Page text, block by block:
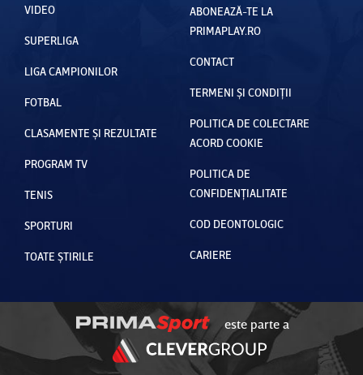
VIDEO
SUPERLIGA
LIGA CAMPIONILOR
FOTBAL
CLASAMENTE ȘI REZULTATE
PROGRAM TV
TENIS
SPORTURI
TOATE ȘTIRILE
ABONEAZĂ-TE LA
PRIMAPLAY.RO
CONTACT
TERMENI ȘI CONDIȚII
POLITICA DE COLECTARE
ACORD COOKIE
POLITICA DE
CONFIDENȚIALITATE
COD DEONTOLOGIC
CARIERE
este parte a